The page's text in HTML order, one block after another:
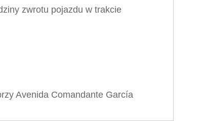
zwrotu pojazdu w trakcie
Avenida Comandante García